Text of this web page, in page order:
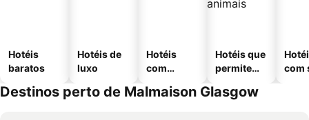
Hotéis
baratos
Hotéis de
luxo
Hotéis
com
Hotéis que
permitem
com
Destinos perto de Malmaison Glasgow